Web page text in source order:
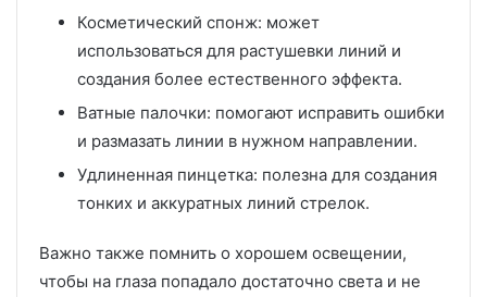
Косметический спонж: может
использоваться для растушевки линий и
создания более естественного эффекта.
Ватные палочки: помогают исправить ошибки
и размазать линии в нужном направлении.
Удлиненная пинцетка: полезна для создания
тонких и аккуратных линий стрелок.
Важно также помнить о хорошем освещении,
чтобы на глаза попадало достаточно света и не